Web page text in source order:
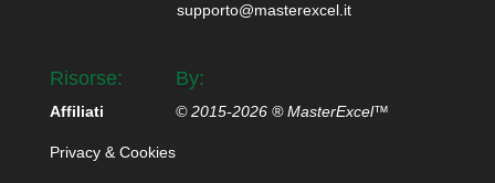
supporto@masterexcel.it
Risorse:
Affiliati
Privacy & Cookies
By:
© 2015-2026 ® MasterExcel™